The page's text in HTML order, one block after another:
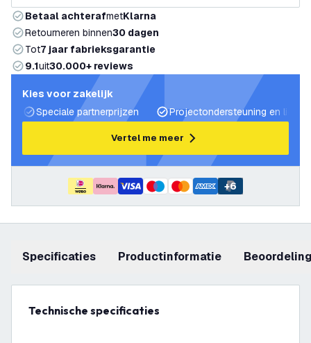
Betaal achterafmetKlarna
Retourneren binnen30 dagen
Tot7 jaar fabrieksgarantie
9.1uit30.000+ reviews
Kies voor zakelijk
Speciale partnerprijzen
Projectondersteuning en
Vertel me meer
+6
Specificaties productinformatie
Technische specificaties